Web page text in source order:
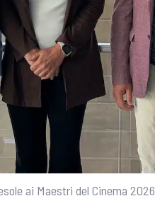
ai Maestri del Cinema 2026